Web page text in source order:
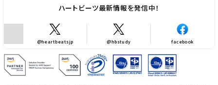
ハートビーツ最新情報を発信中！
@heartbeatsjp @hbstudy facebook